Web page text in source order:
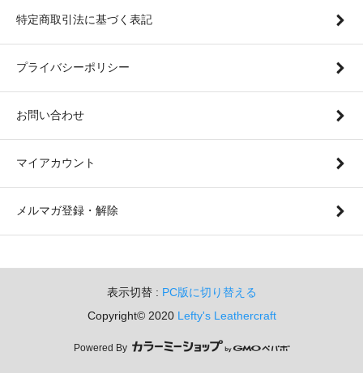
特定商取引法に基づく表記
プライバシーポリシー
お問い合わせ
マイアカウント
メルマガ登録・解除
表示切替 : PC版に切り替える
Copyright© 2020 Lefty's Leathercraft
Powered By